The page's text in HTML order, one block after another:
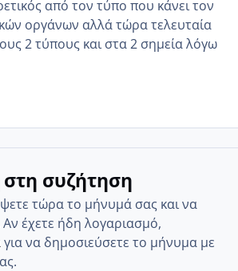
από τον τύπο που κάνει τον
οργάνων αλλά τώρα τελευταία
2 τύπους και στα 2 σημεία λόγω
συζήτηση
τώρα το μήνυμά σας και να
Αν έχετε ήδη λογαριασμό,
για να δημοσιεύσετε το μήνυμα με